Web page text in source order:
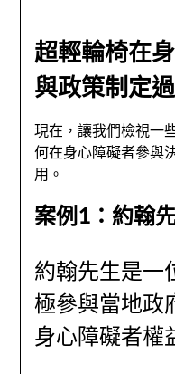
超輕輪椅在
與政策制定
現在，讓我們檢視一
何在身心障礙者參與
用。
案例1：約翰
約翰先生是一
極參與當地政
身心障礙者權